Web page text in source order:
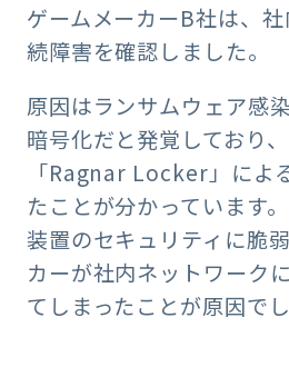
ゲームメーカーB社は、
続障害を確認しました。
原因はランサムウェア感
暗号化だと発覚しており
「Ragnar Locker」によ
たことが分かっています
装置のセキュリティに脆
カーが社内ネットワーク
てしまったことが原因でし